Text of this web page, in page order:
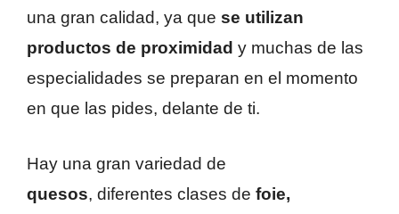
una gran calidad, ya que se utilizan
productos de proximidad y muchas de las
especialidades se preparan en el momento
en que las pides, delante de ti.
Hay una gran variedad de
quesos, diferentes clases de foie,